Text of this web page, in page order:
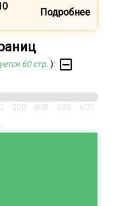
Подробнее
60 стр. ):
300 400 500 600